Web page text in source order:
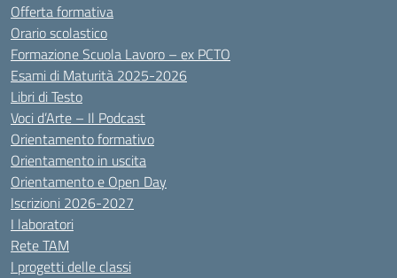
Offerta formativa
Orario scolastico
Formazione Scuola Lavoro – ex PCTO
Esami di Maturità 2025-2026
Libri di Testo
Voci d’Arte – Il Podcast
Orientamento formativo
Orientamento in uscita
Orientamento e Open Day
Iscrizioni 2026-2027
I laboratori
Rete TAM
I progetti delle classi